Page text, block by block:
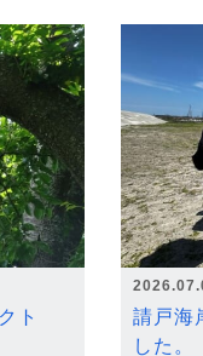
クト
請戸海
した。